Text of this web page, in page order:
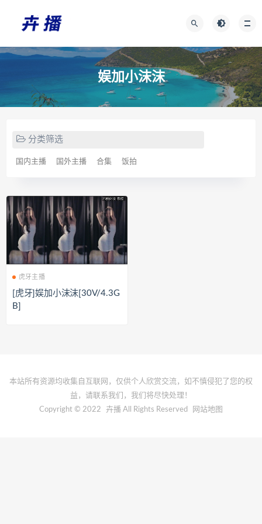
娱加小沫沫
分类筛选
国内主播 国外主播 合集 饭拍
虎牙主播
[虎牙]娱加小沫沫[30V/4.3G
B]
本站所有资源均收集自互联网，仅供个人欣赏交流，如不慎侵犯了您的权
益，请联系我们，我们将尽快处理！
Copyright © 2022
卉播 All Rights Reserved 网站地图